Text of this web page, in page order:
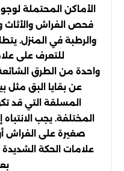
الأماكن المحتملة
فحص الفراش والأثاث
والرطبة في المنزل.
للتعرف على
واحدة من الطرق
عن بقايا البق مثل
المسلقة التي قد
المختلفة. يجب
صغيرة على الفراش
علامات الحكة